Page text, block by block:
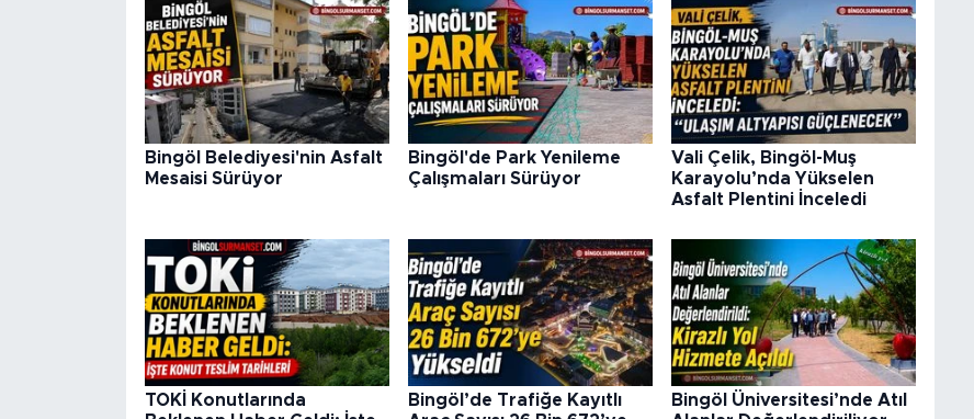
Bingöl Belediyesi'nin Asfalt
Mesaisi Sürüyor
Bingöl'de Park Yenileme
Çalışmaları Sürüyor
Vali Çelik, Bingöl-Muş
Karayolu’nda Yükselen
Asfalt Plentini İnceledi
TOKİ Konutlarında
Bingöl’de Trafiğe Kayıtlı
Bingöl Üniversitesi’nde Atıl